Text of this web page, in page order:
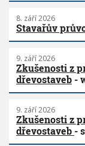
8. září 2026
Stavařův
9. září 2026
Zkušenosti z
dřevostaveb -
9. září 2026
Zkušenosti z
dřevostaveb -